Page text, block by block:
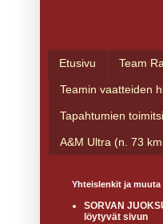
Etusivu Team
Teamin vaatteiden
Tapahtumien
A&M Ultra (n. 73
Yhteislenkit ja muuta
SORVAN
löytyvät sivun